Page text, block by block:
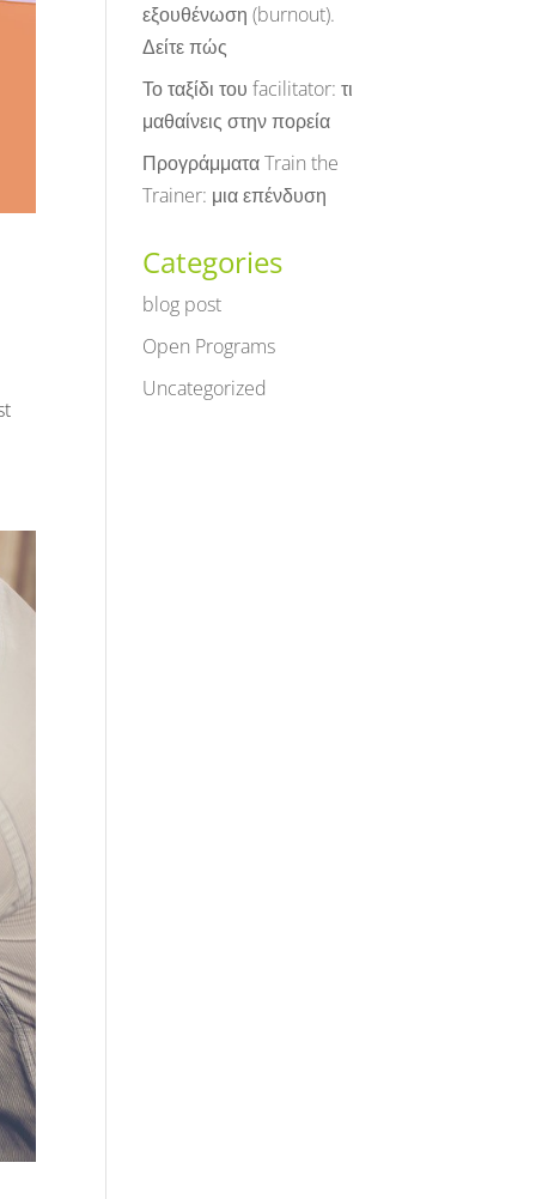
εξουθένωση (burnout).
Δείτε πώς
Το ταξίδι του facilitator: τι
μαθαίνεις στην πορεία
Προγράμματα Train the
Trainer: μια επένδυση
Categories
blog post
Open Programs
Uncategorized